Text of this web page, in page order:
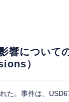
響について
）
た。事件は、